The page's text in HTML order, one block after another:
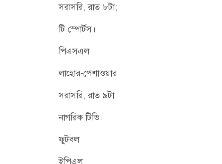
সরাসরি, রাত ৮টা;
টি স্পোর্টস।
পিএসএল
লাহোর-পেশাওয়ার
সরাসরি, রাত ৯টা
নাগরিক টিভি।
ফুটবল
ইপিএল